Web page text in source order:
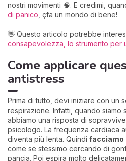
nostri movimenti 🧠. E credimi,
di panico , çfa un mondo di bene!
👋 Questo articolo potrebbe
consapevolezza, lo strumento per
Come applicare
antistress
Prima di tutto, devi iniziare con un
respirazione. Infatti, quando siamo
abbiamo una risposta di
psicologo. La frequenza cardiaca
diventa più lenta. Quindi facciamo
come se stessimo cercando di
pancia. Poi espira molto